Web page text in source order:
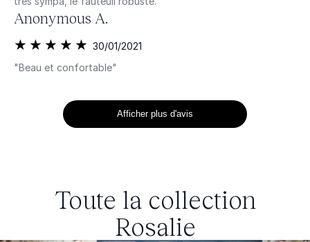
Anonymous A.
30/01/2021
"Beau et confortable"
Afficher plus d'avis
Toute la collection
Rosalie